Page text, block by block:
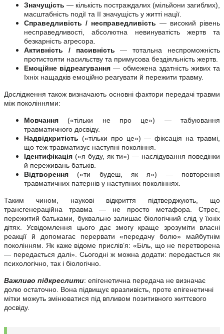
Значущість — кількість постраждалих (мільйони загиблих),
масштабність події та її значущість у житті нації.
Справедливість / несправедливість — високий рівень
несправедливості, абсолютна невинуватість жертв та
безкарність агресора.
Активність / пасивність — тотальна неспроможність
протистояти насильству та примусова бездіяльність жертв.
Емоційне відреагування — обмежена здатність живих та
їхніх нащадків емоційно реагувати й пережити травму.
Дослідження також визначають основні фактори передачі травми
між поколіннями:
Мовчання («тільки не про це») — табуювання
травматичного досвіду.
Надвідкритість («тільки про це») — фіксація на травмі,
що теж травматизує наступні покоління.
Ідентифікація («я буду, як ти») — наслідування поведінки
й переживань батьків.
Відтворення («ти будеш, як я») — повторення
травматичних патернів у наступних поколіннях.
Таким чином, наукові відкриття підтверджують, що
трансгенераційна травма — не просто метафора. Стрес,
пережитий батьками, буквально залишає біологічний слід у їхніх
дітях. Усвідомлення цього дає змогу краще зрозуміти власні
реакції й допомагає перервати «передачу болю» майбутнім
поколінням. Як каже відоме прислів’я: «Біль, що не перетворена
— передається далі». Сьогодні ж можна додати: передається як
психологічно, так і біологічно.
Важливо підкреслити: епігенетична передача не визначає
долю остаточно. Вона підвищує вразливість, проте епігенетичні
мітки можуть змінюватися під впливом позитивного життєвого
досвіду.